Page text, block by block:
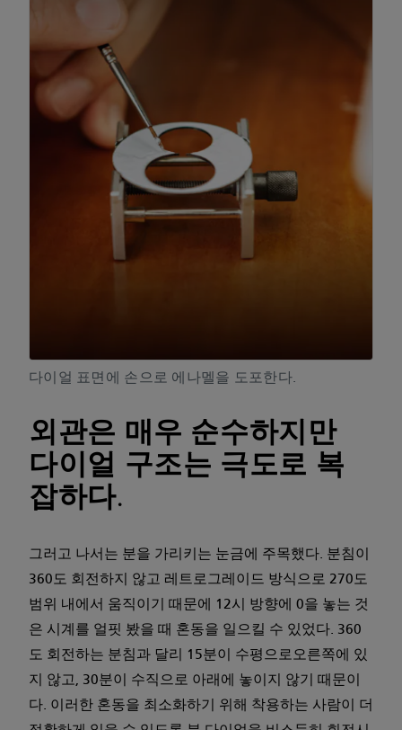
다이얼 표면에 손으로 에나멜을 도포한다.
외관은 매우 순수하지만
다이얼 구조는 극도로 복
잡하다.
그러고 나서는 분을 가리키는 눈금에 주목했다. 분침이
360도 회전하지 않고 레트로그레이드 방식으로 270도
범위 내에서 움직이기 때문에 12시 방향에 0을 놓는 것
은 시계를 얼핏 봤을 때 혼동을 일으킬 수 있었다. 360
도 회전하는 분침과 달리 15분이 수평으로오른쪽에 있
지 않고, 30분이 수직으로 아래에 놓이지 않기 때문이
다. 이러한 혼동을 최소화하기 위해 착용하는 사람이 더